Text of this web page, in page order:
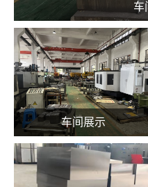
车
车间展示